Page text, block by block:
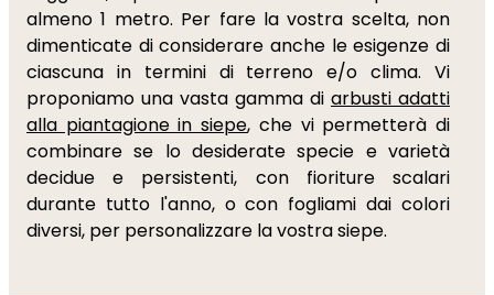
almeno 1 metro. Per fare la vostra scelta, non
dimenticate di considerare anche le esigenze di
ciascuna in termini di terreno e/o clima. Vi
proponiamo una vasta gamma di arbusti adatti
alla piantagione in siepe, che vi permetterà di
combinare se lo desiderate specie e varietà
decidue e persistenti, con fioriture scalari
durante tutto l'anno, o con fogliami dai colori
diversi, per personalizzare la vostra siepe.